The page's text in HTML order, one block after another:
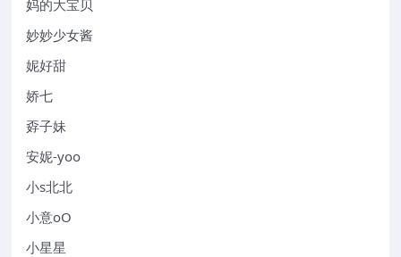
妈的大宝贝
妙妙少女酱
妮好甜
娇七
孬子妹
安妮-yoo
小s北北
小意oO
小星星